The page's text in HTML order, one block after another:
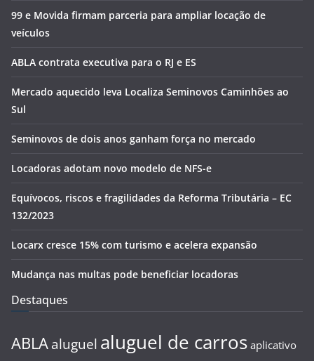
99 e Movida firmam parceria para ampliar locação de
veículos
ABLA contrata executiva para o RJ e ES
Mercado aquecido leva Localiza Seminovos Caminhões ao
Sul
Seminovos de dois anos ganham força no mercado
Locadoras adotam novo modelo de NFS-e
Equívocos, riscos e fragilidades da Reforma Tributária – EC
132/2023
Locarx cresce 15% com turismo e acelera expansão
Mudança nas multas pode beneficiar locadoras
Destaques
ABLA aluguel aluguel de carros aplicativo